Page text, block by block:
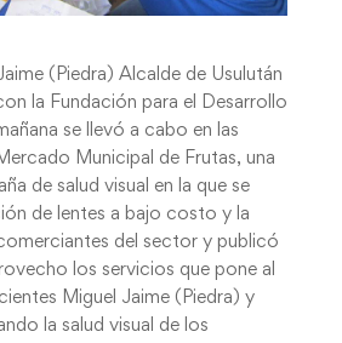
(Piedra) Alcalde de Usulután
la Fundación para el Desarrollo
se llevó a cabo en las
Municipal de Frutas, una
de salud visual en la que se
de lentes a bajo costo y la
del sector y publicó
los servicios que pone al
Miguel Jaime (Piedra) y
la salud visual de los